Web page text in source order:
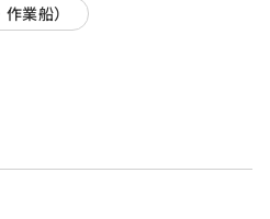
業船）